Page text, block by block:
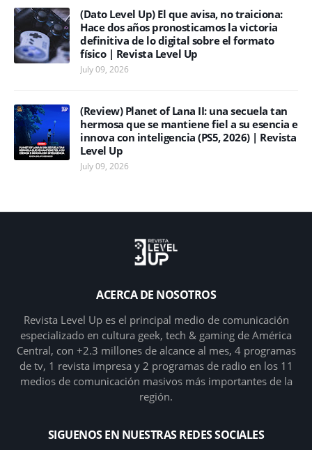
(Dato Level Up) El que avisa, no traiciona:
Hace dos años pronosticamos la victoria
definitiva de lo digital sobre el formato
físico | Revista Level Up
July 09, 2026
(Review) Planet of Lana II: una secuela tan
hermosa que se mantiene fiel a su esencia e
innova con inteligencia (PS5, 2026) | Revista
Level Up
July 09, 2026
ACERCA DE NOSOTROS
Revista Level Up es el principal medio de comunicación
especializado en cultura geek, tech & gaming de América
Central, con +2.3 millones de alcance al mes, 4 programas
de tv, 1 revista impresa y 2 programas de radio en los 11
medios de comunicación masivos más importantes de la
región.
SIGUENOS EN NUESTRAS REDES SOCIALES